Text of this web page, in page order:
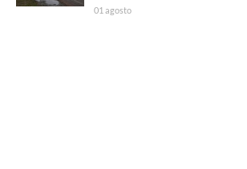
01 agosto